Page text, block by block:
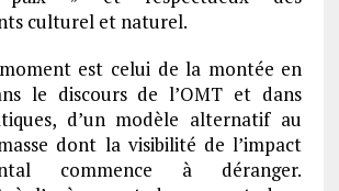
culturel et naturel.
est celui de la montée en
le discours de l’OMT et dans
d’un modèle alternatif au
dont la visibilité de l’impact
commence à déranger.